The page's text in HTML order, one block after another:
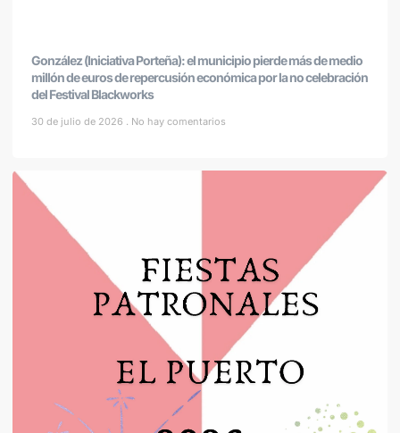
González (Iniciativa Porteña): el municipio pierde más de medio
millón de euros de repercusión económica por la no celebración
del Festival Blackworks
30 de julio de 2026 No hay comentarios